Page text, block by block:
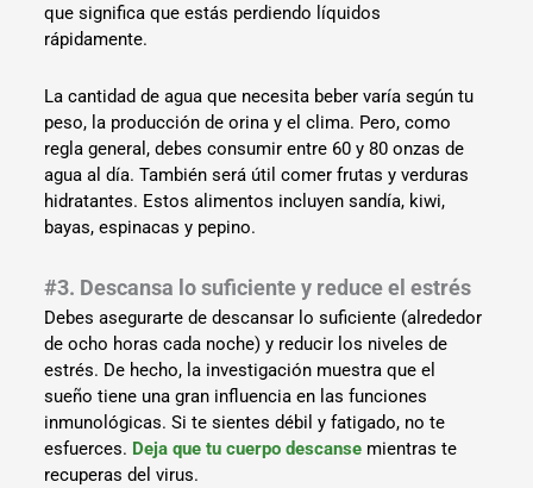
que significa que estás perdiendo líquidos
rápidamente.
La cantidad de agua que necesita beber varía según tu
peso, la producción de orina y el clima. Pero, como
regla general, debes consumir entre 60 y 80 onzas de
agua al día. También será útil comer frutas y verduras
hidratantes. Estos alimentos incluyen sandía, kiwi,
bayas, espinacas y pepino.
#3. Descansa lo suficiente y reduce el estrés
Debes asegurarte de descansar lo suficiente (alrededor
de ocho horas cada noche) y reducir los niveles de
estrés. De hecho, la investigación muestra que el
sueño tiene una gran influencia en las funciones
inmunológicas. Si te sientes débil y fatigado, no te
esfuerces. Deja que tu cuerpo descanse mientras te
recuperas del virus.